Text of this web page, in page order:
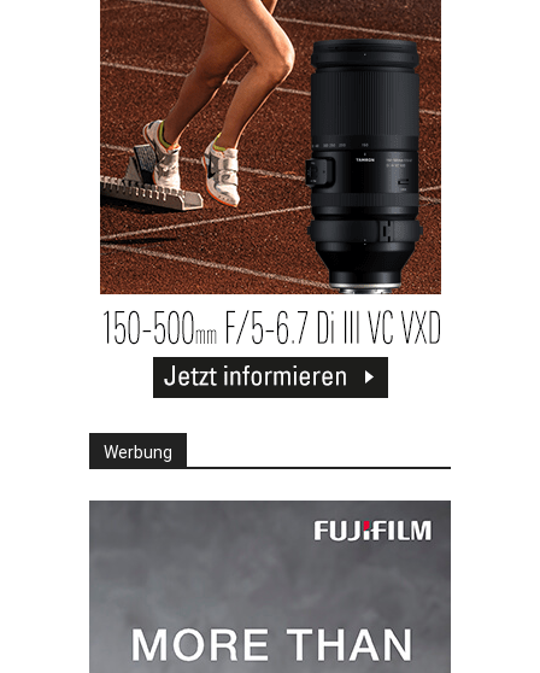
Werbung